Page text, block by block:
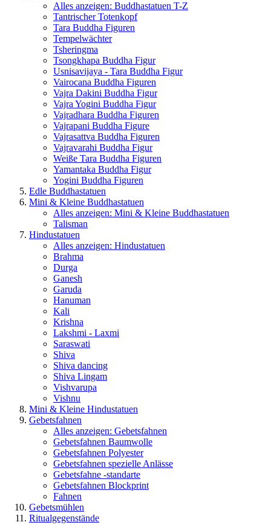
Alles anzeigen: Buddhastatuen T-Z
Tantrischer Totenkopf
Tara Buddha Figuren
Tempelwächter
Tsheringma
Tsongkhapa Buddha Figur
Usnisavijaya - Tara Buddha Figur
Vairocana Buddha Figuren
Vajra Dakini Buddha Figur
Vajra Yogini Buddha Figur
Vajradhara Buddha Figuren
Vajrapani Buddha Figure
Vajrasattva Buddha Figuren
Vajravarahi Buddha Figur
Weiße Tara Buddha Figuren
Yamantaka Buddha Figur
Yogini Buddha Figuren
Edle Buddhastatuen
Mini & Kleine Buddhastatuen
Alles anzeigen: Mini & Kleine Buddhastatuen
Talisman
Hindustatuen
Alles anzeigen: Hindustatuen
Brahma
Durga
Ganesh
Garuda
Hanuman
Kali
Krishna
Lakshmi - Laxmi
Saraswati
Shiva
Shiva dancing
Shiva Lingam
Vishvarupa
Vishnu
Mini & Kleine Hindustatuen
Gebetsfahnen
Alles anzeigen: Gebetsfahnen
Gebetsfahnen Baumwolle
Gebetsfahnen Polyester
Gebetsfahnen spezielle Anlässe
Gebetsfahne -standarte
Gebetsfahnen Blockprint
Fahnen
Gebetsmühlen
Ritualgegenstände